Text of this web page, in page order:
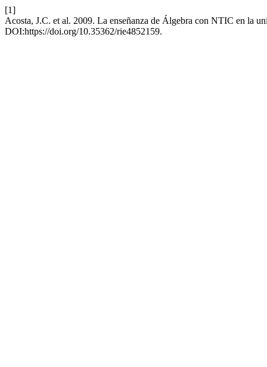
[1]
Acosta, J.C. et al. 2009. La enseñanza de Álgebra con NTIC en la
DOI:https://doi.org/10.35362/rie4852159.